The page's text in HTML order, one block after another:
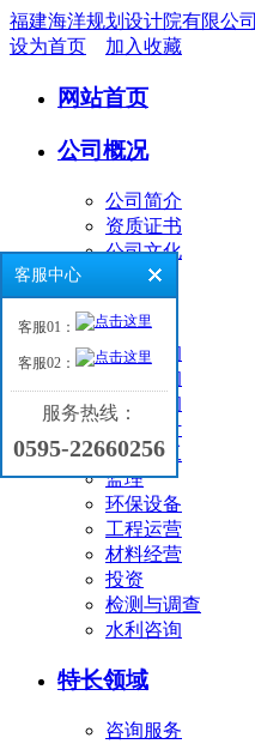
福建海洋规划设计院有限公司
设为首页
加入收藏
网站首页
公司概况
公司简介
资质证书
公司文化
业务领域
环境咨询
工程咨询
海洋咨询
工程设计
工程施工
监理
环保设备
工程运营
材料经营
投资
检测与调查
水利咨询
特长领域
咨询服务
客服中心
客服01：
客服02：
服务热线：
0595-22660256